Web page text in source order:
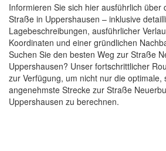
Informieren Sie sich hier ausführlich
Straße in Uppershausen – inklusive
Lagebeschreibungen, ausführlicher
Koordinaten und einer gründlichen
Suchen Sie den besten Weg zur Straße
Uppershausen? Unser fortschrittlicher
zur Verfügung, um nicht nur die optimale,
angenehmste Strecke zur Straße
Uppershausen zu berechnen.